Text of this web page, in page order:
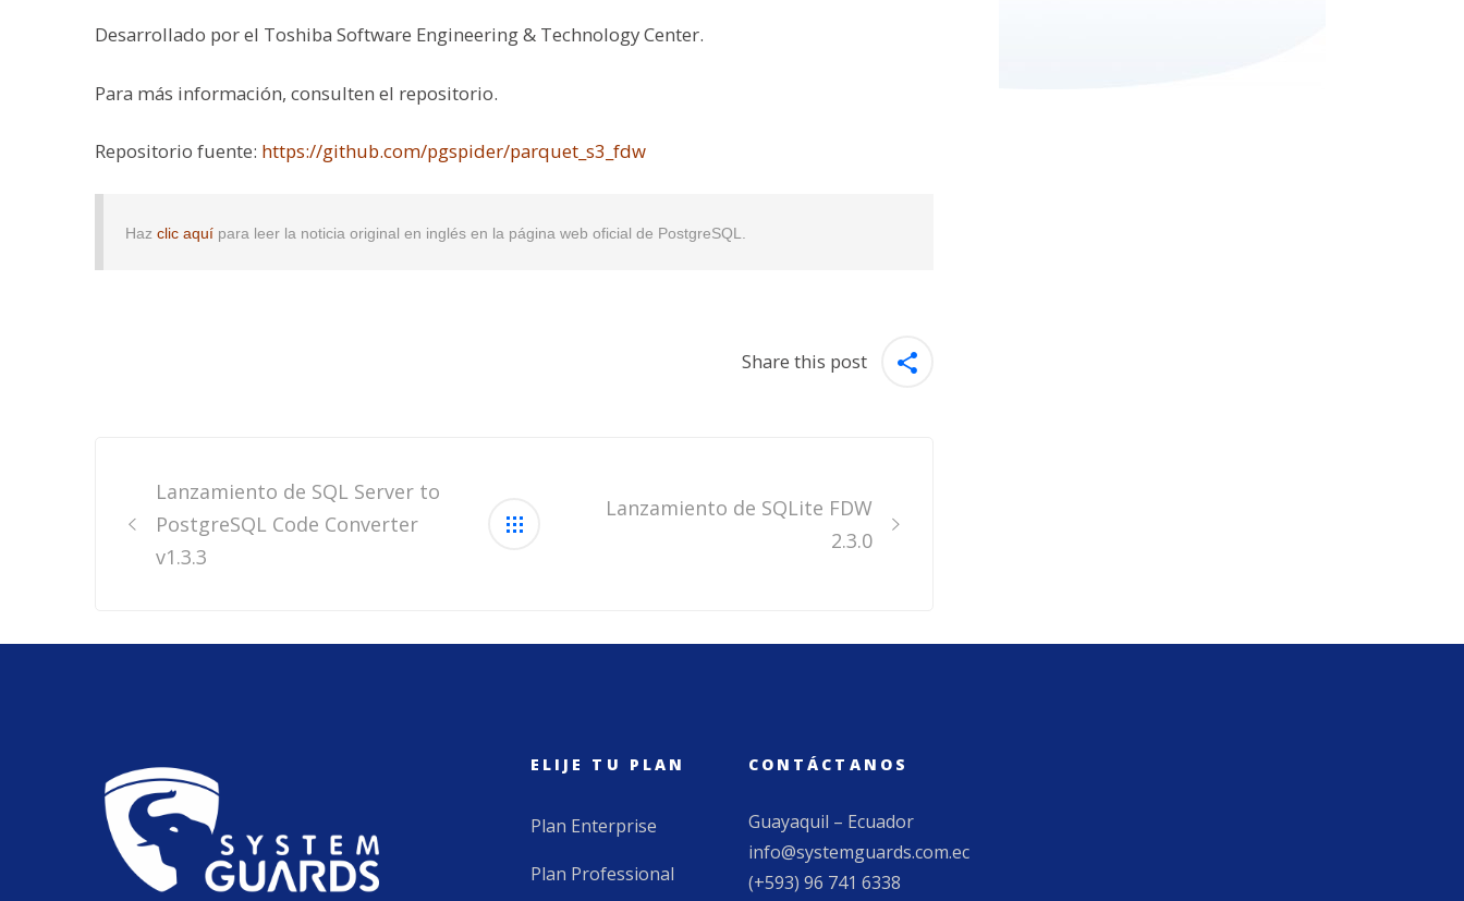
Desarrollado por el Toshiba Software Engineering & Technology Center.
Para más información, consulten el repositorio.
Repositorio fuente: https://github.com/pgspider/parquet_s3_fdw
Haz clic aquí para leer la noticia original en inglés en la página web oficial de PostgreSQL.
Share this post
navigation
Lanzamiento de SQL Server to
PostgreSQL Code Converter
v1.3.3
Lanzamiento de SQLite FDW
2.3.0
ELIJE TU PLAN
Plan Enterprise
Plan Professional
CONTÁCTANOS
Guayaquil – Ecuador
info@systemguards.com.ec
(+593) 96 741 6338